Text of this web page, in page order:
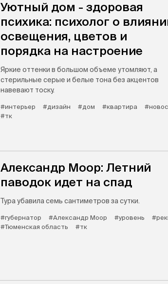
Уютный дом - здоровая
психика: психолог о
освещения, цветов и
порядка на настроение
Яркие оттенки в большом объеме утомляют, а
стерильные серые и белые тона без акцентов
навевают тоску.
#интерьер #дизайн #дом #квартира
#тк
Александр Моор: Летний
паводок идет на спад
Тура убавила семь сантиметров за сутки.
#губернатор #Александр Моор #уровень
#Тюменская область
#тк